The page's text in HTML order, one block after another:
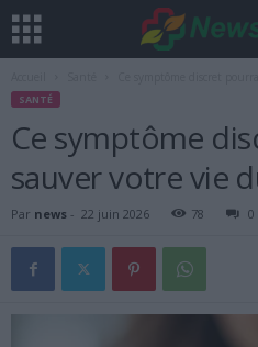
SANTÉ
Ce symptôme
sauver votre vie
Par news - 22 juin 2026 78 0